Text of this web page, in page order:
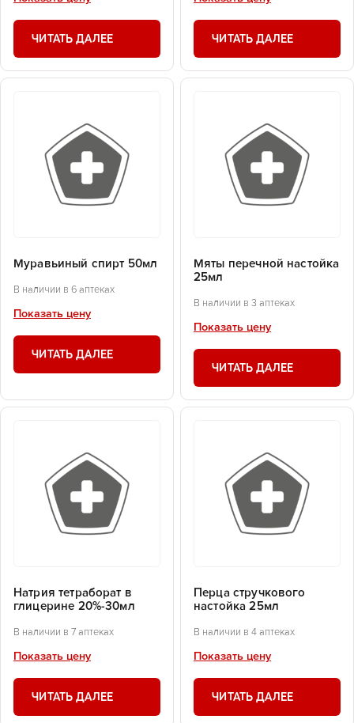
ЧИТАТЬ ДАЛЕЕ ЧИТАТЬ ДАЛЕЕ
Муравьиный спирт 50мл
В наличии в 6 аптеках
Показать цену
ЧИТАТЬ ДАЛЕЕ
Мяты перечной настойка
25мл
В наличии в 3 аптеках
Показать цену
ЧИТАТЬ ДАЛЕЕ
Натрия тетраборат в
глицерине 20%-30мл
В наличии в 7 аптеках
Показать цену
ЧИТАТЬ ДАЛЕЕ
Перца стручкового
настойка 25мл
В наличии в 4 аптеках
Показать цену
ЧИТАТЬ ДАЛЕЕ